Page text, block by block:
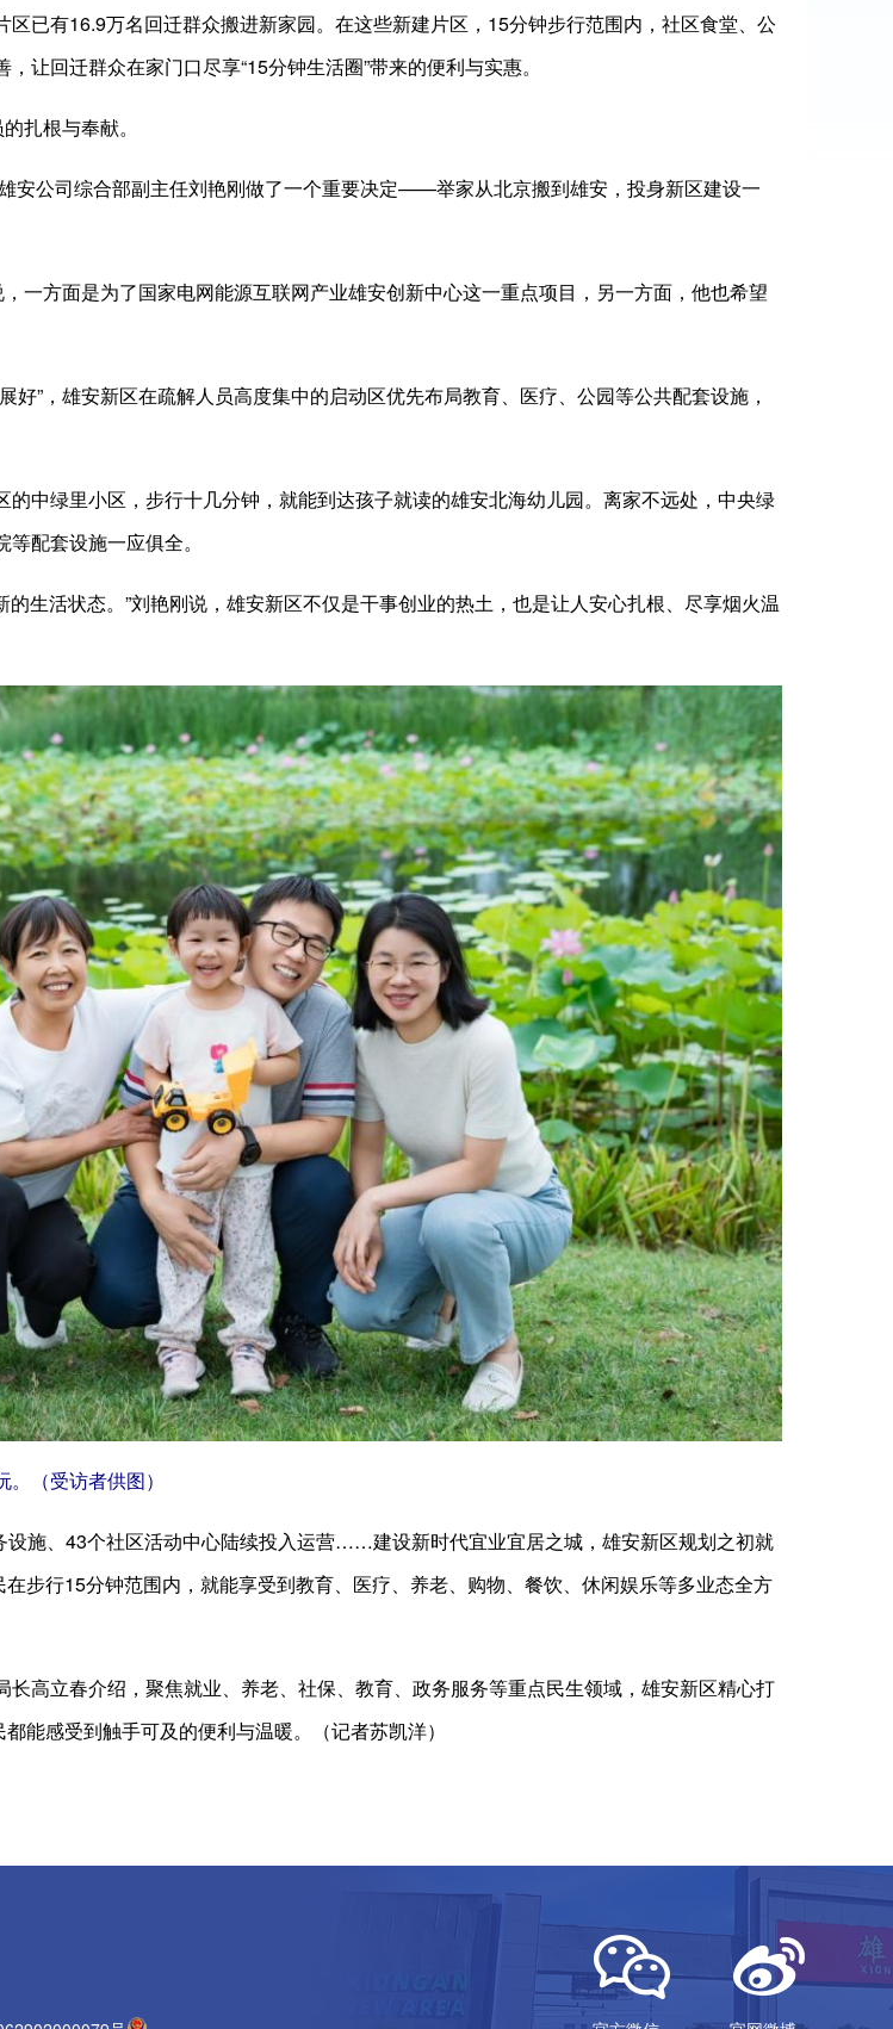
已有16.9万名回迁群众搬进新家园。在这些新建片区，15分钟步行范围内，社区食堂、公
让回迁群众在家门口尽享“15分钟生活圈”带来的便利与实惠。
扎根与奉献。
安公司综合部副主任刘艳刚做了一个重要决定——举家从北京搬到雄安，投身新区建设一
一方面是为了国家电网能源互联网产业雄安创新中心这一重点项目，另一方面，他也希望
好”，雄安新区在疏解人员高度集中的启动区优先布局教育、医疗、公园等公共配套设施，
中绿里小区，步行十几分钟，就能到达孩子就读的雄安北海幼儿园。离家不远处，中央绿
配套设施一应俱全。
的生活状态。”刘艳刚说，雄安新区不仅是干事创业的热土，也是让人安心扎根、尽享烟火温
（受访者供图）
设施、43个社区活动中心陆续投入运营……建设新时代宜业宜居之城，雄安新区规划之初就
步行15分钟范围内，就能享受到教育、医疗、养老、购物、餐饮、休闲娱乐等多业态全方
高立春介绍，聚焦就业、养老、社保、教育、政务服务等重点民生领域，雄安新区精心打
能感受到触手可及的便利与温暖。（记者苏凯洋）